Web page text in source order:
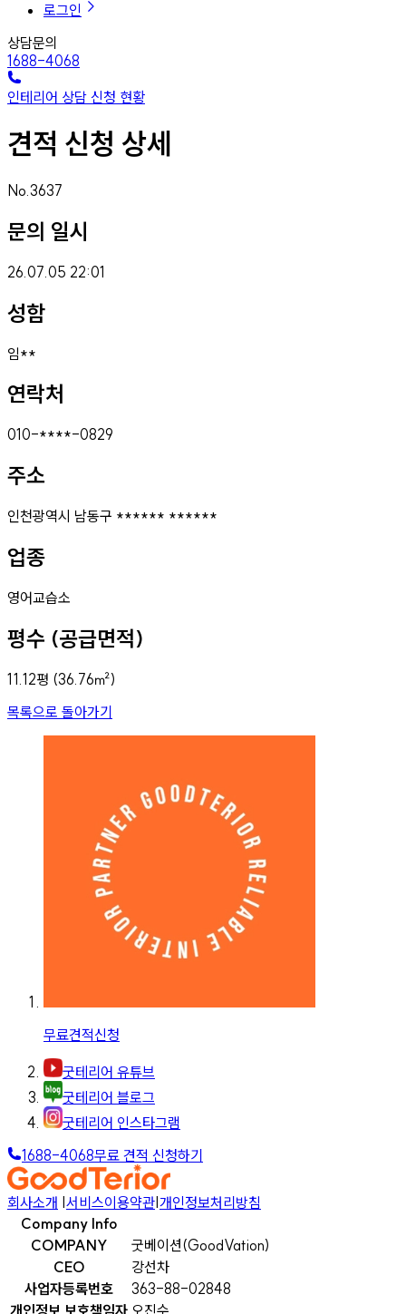
로그인
상담문의
1688-4068
인테리어 상담 신청 현황
견적 신청 상세
No. 3637
문의 일시
26.07.05 22:01
성함
임**
연락처
010-****-0829
주소
인천광역시 남동구 ****** ******
업종
영어교습소
평수 (공급면적)
11.12평 (36.76㎡)
목록으로 돌아가기
무료견적신청
굿테리어 유튜브
굿테리어 블로그
굿테리어 인스타그램
1688-4068무료 견적 신청하기
회사소개 |서비스이용약관|개인정보처리방침
Company Info
COMPANY
굿베이션(GoodVation)
CEO
강선차
사업자등록번호
363-88-02848
개인정보 보호책임자 오진수